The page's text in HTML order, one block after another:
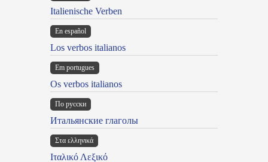
Italienische Verben
En español
Los verbos italianos
Em portugues
Os verbos italianos
По русски
Итальянские глаголы
Στα ελληνικά
Ιταλικό Λεξικό